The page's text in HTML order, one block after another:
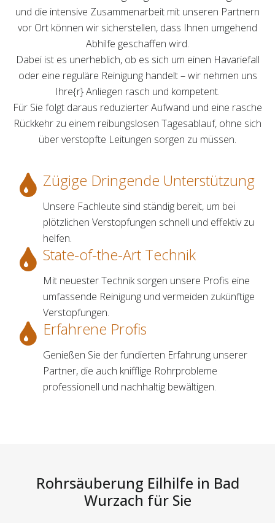
und die intensive Zusammenarbeit mit unseren Partnern
vor Ort können wir sicherstellen, dass Ihnen umgehend
Abhilfe geschaffen wird.
Dabei ist es unerheblich, ob es sich um einen Havariefall
oder eine reguläre Reinigung handelt – wir nehmen uns
Ihre{r} Anliegen rasch und kompetent.
Für Sie folgt daraus reduzierter Aufwand und eine rasche
Rückkehr zu einem reibungslosen Tagesablauf, ohne sich
über verstopfte Leitungen sorgen zu müssen.
Zügige Dringende Unterstützung
Unsere Fachleute sind ständig bereit, um bei
plötzlichen Verstopfungen schnell und effektiv zu
helfen.
State-of-the-Art Technik
Mit neuester Technik sorgen unsere Profis eine
umfassende Reinigung und vermeiden zukünftige
Verstopfungen.
Erfahrene Profis
Genießen Sie der fundierten Erfahrung unserer
Partner, die auch knifflige Rohrprobleme
professionell und nachhaltig bewältigen.
Rohrsäuberung Eilhilfe in Bad
Wurzach für Sie